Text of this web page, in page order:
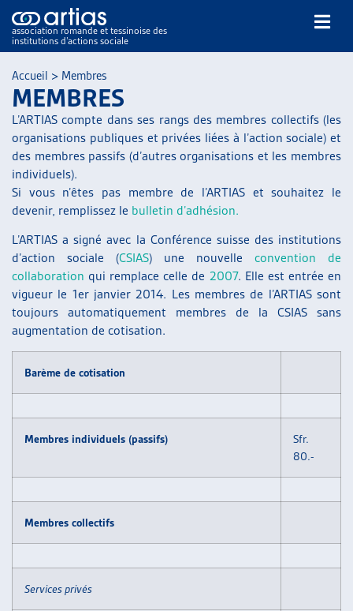
association romande et tessinoise des
institutions d’actions sociale
NOS PUBLICATIONS
ARTICLES
DOSSIERS DU MOIS
VEILLE
RESSOURCES
THÉMATIQUES
GUIDE SOCIAL ROMAND
ARTIAS
Accueil > Membres
MEMBRES
L’ARTIAS compte dans ses rangs des membres collectifs (les
organisations publiques et privées liées à l’action sociale) et
des membres passifs (d’autres organisations et les membres
individuels).
Si vous n’êtes pas membre de l’ARTIAS et souhaitez le
devenir, remplissez le bulletin d’adhésion.
L’ARTIAS a signé avec la Conférence suisse des institutions
d’action sociale (CSIAS) une nouvelle convention de
collaboration qui remplace celle de 2007. Elle est entrée en
vigueur le 1er janvier 2014. Les membres de l’ARTIAS sont
toujours automatiquement membres de la CSIAS sans
augmentation de cotisation.
Barème de cotisation
Membres individuels (passifs)
Sfr.
80.-
Membres collectifs
Services privés